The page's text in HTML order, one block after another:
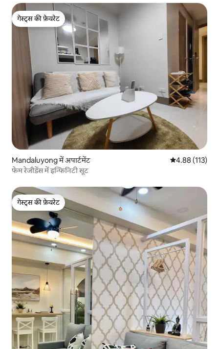
गेस्ट्स की फ़ेवरेट
गेस्ट्स की फ़ेवरेट
Mandaluyong में अपार्टमेंट औसत रेटिंग 5 में से
4.88 (113)
फेम रेजीडेंस में इन्फिनिटी सूट
गेस्ट्स की फ़ेवरेट
गेस्ट्स की फ़ेवरेट